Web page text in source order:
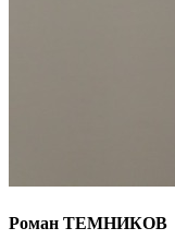
Роман ТЕМНИКОВ